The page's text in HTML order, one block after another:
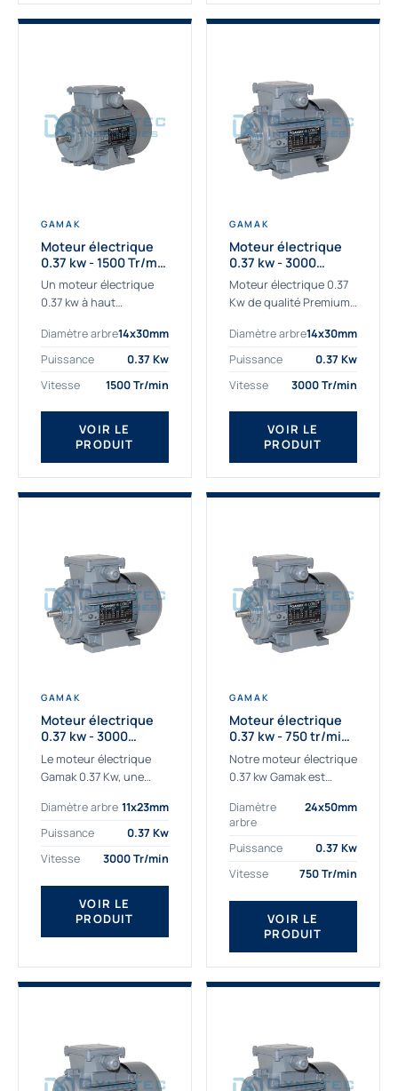
GAMAK
Moteur électrique
0.37 kw - 1500 Tr/min
- 230/400V - IE2
Un moteur électrique
0.37 kw à haut
applications les plus
exigeantes.
kw de référence
AGM2EL 71 M 4b...
Diamètre arbre14x30mm
Puissance
0.37 Kw
Vitesse
1500 Tr/min
VOIR LE
PRODUIT
GAMAK
Moteur électrique
0.37 kw - 3000
Tr/min - 230/400V -
IE2
Moteur électrique 0.37
Kw de qualité Premium,
application. Notre
gamme de moteurs
exclusivement
fabriquée...
Diamètre arbre14x30mm
Puissance
0.37 Kw
Vitesse
3000 Tr/min
VOIR LE
PRODUIT
GAMAK
Moteur électrique
0.37 kw - 3000
Tr/min - 230/400v -
Taille 63 - IE2
Le moteur électrique
Gamak 0.37 Kw, une
adaptée à tous types
de machines. Le
triphasé 0.37Kw Gamak
à...
Diamètre arbre 11x23mm
Puissance
0.37 Kw
Vitesse
3000 Tr/min
VOIR LE
PRODUIT
GAMAK
Moteur électrique
0.37 kw - 750 tr/min -
230/400V - IE2
Notre moteur électrique
0.37 kw Gamak est
aux applications
sévères. Nous
déterminons,
fournissons
des moteurs
asynchrones depuis de
nombreuses années....
Diamètre
arbre
24x50mm
Puissance
0.37 Kw
Vitesse
750 Tr/min
VOIR LE
PRODUIT